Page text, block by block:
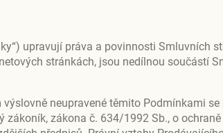
upravují práva a povinnosti Smluvních
stránkách, jsou nedílnou součástí
neupravené těmito Podmínkami se
zákona č. 634/1992 Sb., o ochraně